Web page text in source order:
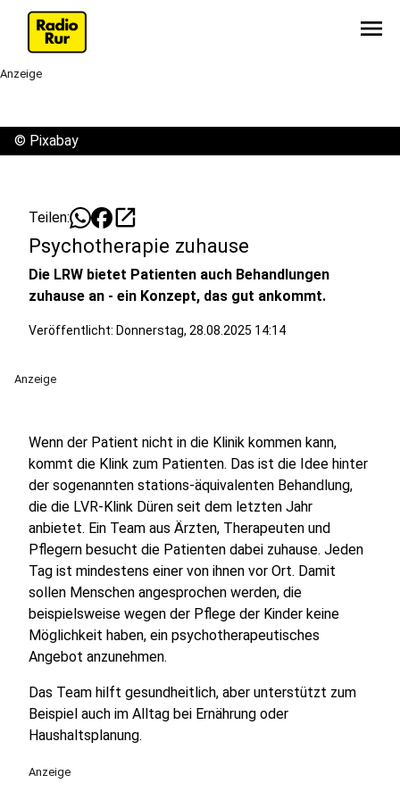
menu
Anzeige
© Pixabay
Teilen: open_in_new
Psychotherapie zuhause
Die LRW bietet Patienten auch Behandlungen
zuhause an - ein Konzept, das gut ankommt.
Veröffentlicht: Donnerstag, 28.08.2025 14:14
Anzeige
Wenn der Patient nicht in die Klinik kommen kann,
kommt die Klink zum Patienten. Das ist die Idee hinter
der sogenannten stations-äquivalenten Behandlung,
die die LVR-Klink Düren seit dem letzten Jahr
anbietet. Ein Team aus Ärzten, Therapeuten und
Pflegern besucht die Patienten dabei zuhause. Jeden
Tag ist mindestens einer von ihnen vor Ort. Damit
sollen Menschen angesprochen werden, die
beispielsweise wegen der Pflege der Kinder keine
Möglichkeit haben, ein psychotherapeutisches
Angebot anzunehmen.
Das Team hilft gesundheitlich, aber unterstützt zum
Beispiel auch im Alltag bei Ernährung oder
Haushaltsplanung.
Anzeige